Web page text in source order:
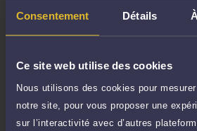
Consentement Détails
Ce site web utilise des cookies
Nous utilisons des cookies pour
notre site, pour vous proposer une
sur l’interactivité avec d’autres
Maître Benoît LE MEIGNEN exerce
rôle de conseil et de représentation
Le champ d'exercice de Maître LE
des prestations de conseil, comme
juridiques, aux mandats de
procédure, en passant par la prise
démarches et formalités afférentes
Cabinet : LE MEIGNEN
17 RUE DE LA PREFECTURE